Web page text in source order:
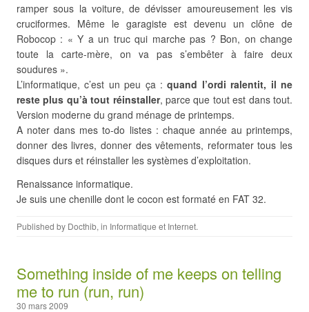
ramper sous la voiture, de dévisser amoureusement les vis
cruciformes. Même le garagiste est devenu un clône de
Robocop : « Y a un truc qui marche pas ? Bon, on change
toute la carte-mère, on va pas s’embêter à faire deux
soudures ».
L’informatique, c’est un peu ça :quand l’ordi ralentit, il ne
reste plus qu’à tout réinstaller, parce que tout est dans tout.
Version moderne du grand ménage de printemps.
A noter dans mes to-do listes : chaque année au printemps,
donner des livres, donner des vêtements, reformater tous les
disques durs et réinstaller les systèmes d’exploitation.
Renaissance informatique.
Je suis une chenille dont le cocon est formaté en FAT 32.
Published by Docthib, in Informatique et Internet.
Something inside of me keeps on telling
me to run (run, run)
30 mars 2009